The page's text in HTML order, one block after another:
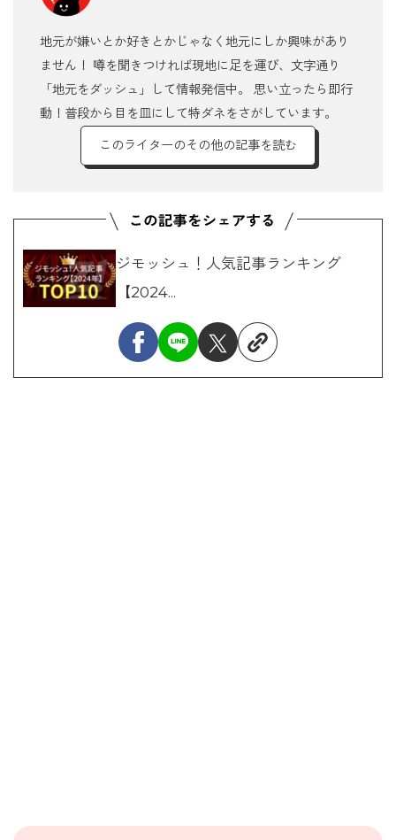
地元が嫌いとか好きとかじゃなく地元にしか興味があり
ません！ 噂を聞きつければ現地に足を運び、文字通り
「地元をダッシュ」して情報発信中。 思い立ったら即行
動！普段から目を皿にして特ダネをさがしています。
このライターのその他の記事を読む
ジモッシュ！人気記事ランキング
【2024...